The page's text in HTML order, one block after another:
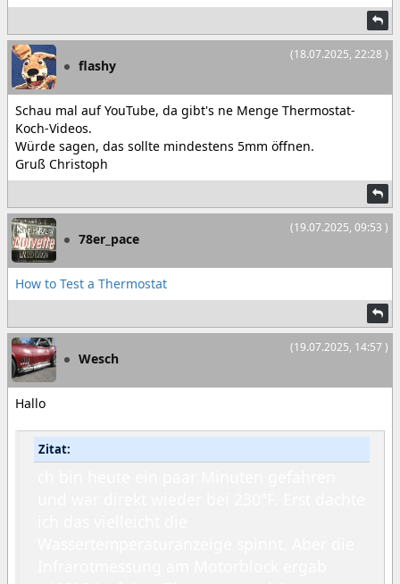
(18.07.2025, 22:28 )
flashy
Schau mal auf YouTube, da gibt's ne Menge Thermostat-
Koch-Videos.
Würde sagen, das sollte mindestens 5mm öffnen.
Gruß Christoph
(19.07.2025, 09:53 )
78er_pace
How to Test a Thermostat
(19.07.2025, 14:57 )
Wesch
Hallo
Zitat: